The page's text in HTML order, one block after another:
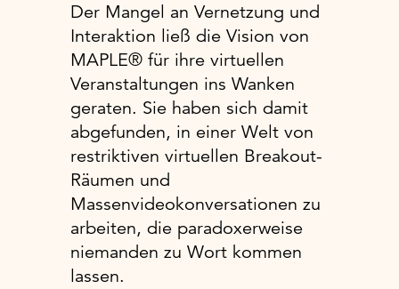
Der Mangel an Vernetzung und
Interaktion ließ die Vision von
MAPLE® für ihre virtuellen
Veranstaltungen ins Wanken
geraten. Sie haben sich damit
abgefunden, in einer Welt von
restriktiven virtuellen Breakout-
Räumen und
Massenvideokonversationen zu
arbeiten, die paradoxerweise
niemanden zu Wort kommen
lassen.